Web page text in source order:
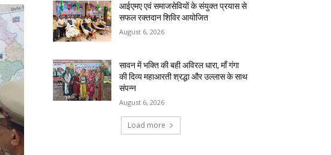
आईएमए एवं समाजसेवियों के संयुक्त प्रयास से
सफल रक्तदान शिविर आयोजित
August 6, 2026
सावन में भक्ति की बही अविरल धारा, माँ गंगा
की दिव्य महाआरती श्रद्धा और उल्लास के साथ
संपन्न
August 6, 2026
Load more